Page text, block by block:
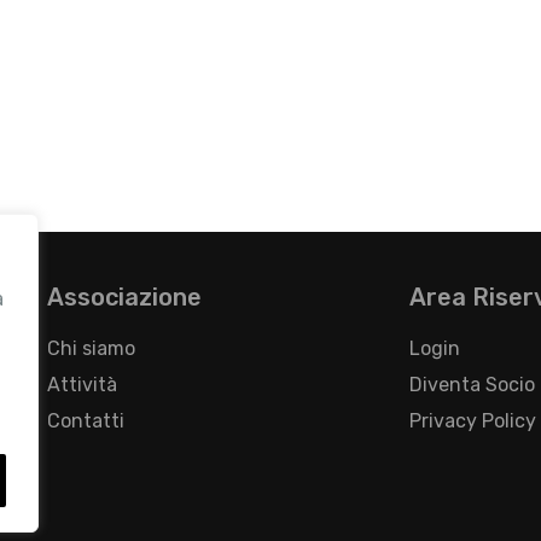
Associazione
Chi siamo
Attività
Contatti
Area
Login
Diventa Socio
Privacy Policy